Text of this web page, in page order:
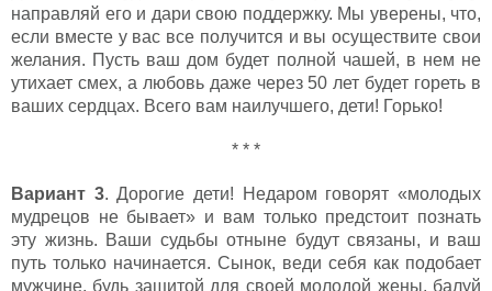
направляй его и дари свою поддержку. Мы уверены, что,
если вместе у вас все получится и вы осуществите свои
желания. Пусть ваш дом будет полной чашей, в нем не
утихает смех, а любовь даже через 50 лет будет гореть в
ваших сердцах. Всего вам наилучшего, дети! Горько!
* * *
Вариант 3. Дорогие дети! Недаром говорят «молодых
мудрецов не бывает» и вам только предстоит познать
эту жизнь. Ваши судьбы отныне будут связаны, и ваш
путь только начинается. Сынок, веди себя как подобает
мужчине, будь защитой для своей молодой жены, балуй